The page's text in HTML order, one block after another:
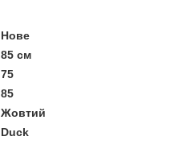
Нове
85 см
75
85
Жовтий
Duck